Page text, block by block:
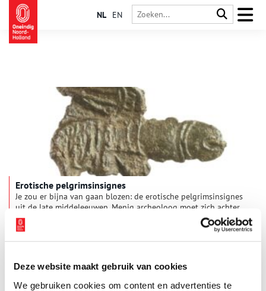
Deze website maakt gebruik van cookies
We gebruiken cookies om content en advertenties te
NL EN
Erotische pelgrimsinsignes
Je zou er bijna van gaan blozen: de erotische pelgrimsinsignes
uit de late middeleeuwen. Menig archeoloog moet zich achter
de oren hebben gekrabd als er een miniatuur vliegende fallus
of vulva op stelten uit de modder tevoorschijn kwam. Het is
lastig voor te stellen dat deze fantasierijke tinnen speldjes op
Wat betekenen deze profane insignes en hoe werden ze
gemaakt?